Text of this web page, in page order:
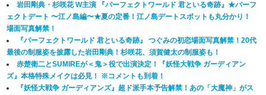
岩田剛典・杉咲花 W主演 『パーフェクトワールド 君といる奇跡』★パーフ
ェクトデート 〜江ノ島編〜★夏の定番！江ノ島デートスポットも丸分かり！
場面写真解禁！
『パーフェクトワールド 君といる奇跡』 つぐみの初恋場面写真解禁！20代
最後の制服姿を披露した岩田剛典！杉咲花、須賀健太の制服姿も！
赤楚衛二とSUMIREが＜鬼＞役で出演決定！『妖怪大戦争 ガーディアン
ズ』本格特殊メイクは必見！ ※コメントも到着！
『妖怪大戦争 ガーディアンズ』超ド派手本予告解禁！あの「大魔神」がス